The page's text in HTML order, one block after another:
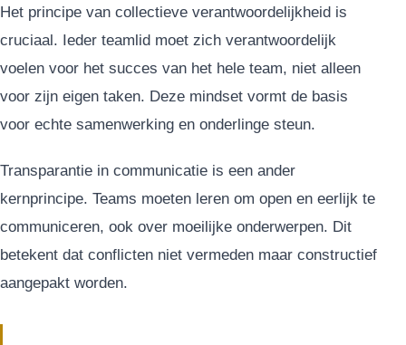
Het principe van collectieve verantwoordelijkheid is
cruciaal. Ieder teamlid moet zich verantwoordelijk
voelen voor het succes van het hele team, niet alleen
voor zijn eigen taken. Deze mindset vormt de basis
voor echte samenwerking en onderlinge steun.
Transparantie in communicatie is een ander
kernprincipe. Teams moeten leren om open en eerlijk te
communiceren, ook over moeilijke onderwerpen. Dit
betekent dat conflicten niet vermeden maar constructief
aangepakt worden.